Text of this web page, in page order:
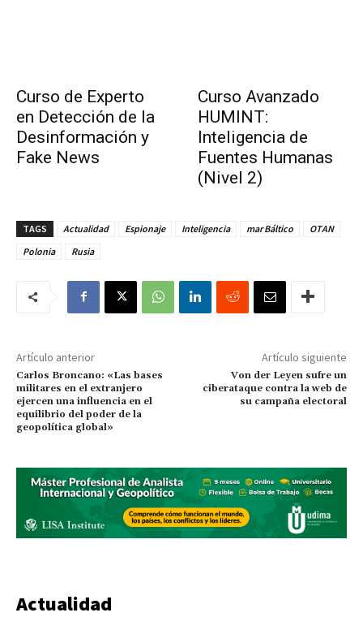
Curso de Experto
en Detección de la
Desinformación y
Fake News
Curso Avanzado
HUMINT:
Inteligencia de
Fuentes Humanas
(Nivel 2)
TAGS Actualidad Espionaje Inteligencia mar Báltico
OTAN
Polonia
Rusia
Artículo anterior
Carlos Broncano: «Las bases
militares en el extranjero
ejercen una influencia en el
equilibrio del poder de la
geopolítica global»
Artículo siguiente
Von der Leyen sufre un
ciberataque contra la web de
su campaña electoral
Actualidad